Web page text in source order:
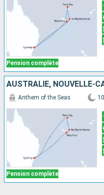
Pension complète
Pension complète
Anthem of the Seas